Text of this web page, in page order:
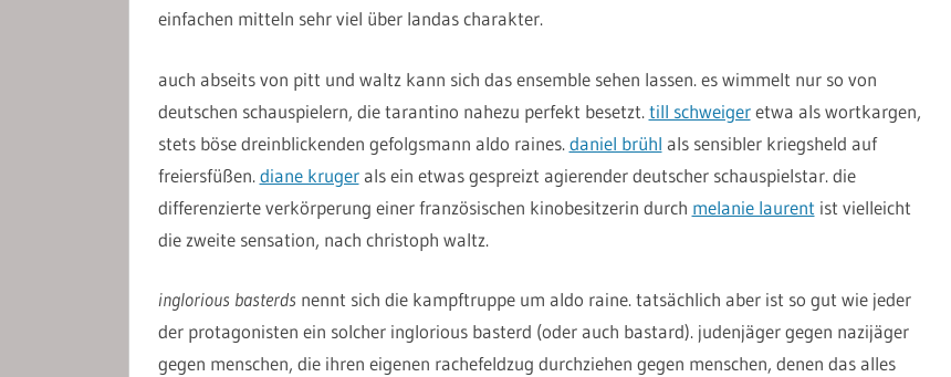
einfachen mitteln sehr viel über landas charakter.
auch abseits von pitt und waltz kann sich das ensemble sehen lassen. es wimmelt nur so von
deutschen schauspielern, die tarantino nahezu perfekt besetzt.till schweigeretwa als wortkargen,
stets böse dreinblickenden gefolgsmann aldo raines.daniel brühl als sensibler kriegsheld auf
freiersfüßen.diane krugerals ein etwas gespreizt agierender deutscher schauspielstar. die
differenzierte verkörperung einer französischen kinobesitzerin durch melanie laurent ist vielleicht
die zweite sensation, nach christoph waltz.
inglorious basterds nennt sich die kampftruppe um aldo raine. tatsächlich aber ist so gut wie jeder
der protagonisten ein solcher inglorious basterd (oder auch bastard). judenjäger gegen nazijäger
gegen menschen, die ihren eigenen rachefeldzug durchziehen gegen menschen, denen das alles